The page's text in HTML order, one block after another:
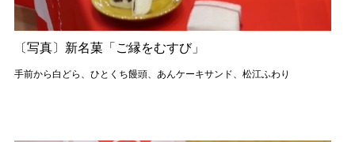
〔写真〕新名菓「ご縁をむすび」
手前から白どら、ひとくち饅頭、あんケーキサンド、松江ふわり